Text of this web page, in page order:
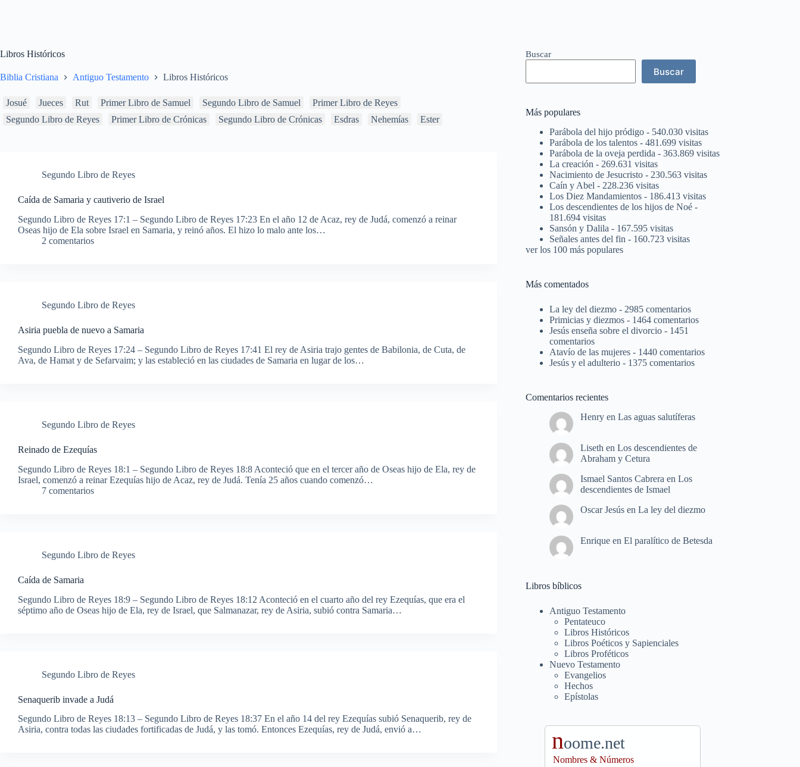
Libros Históricos
Biblia Cristiana Antiguo Testamento Libros Históricos
Josué Jueces Rut Primer Libro de Samuel Segundo Libro de Samuel
Primer Libro de Reyes
Segundo Libro de Reyes
Primer Libro de Crónicas Segundo Libro de Crónicas Esdras Nehemías Ester
Segundo Libro de Reyes
Caída de Samaria y cautiverio de Israel
Segundo Libro de Reyes 17:1 – Segundo Libro de Reyes 17:23 En el año 12 de Acaz, rey de Judá, comenzó a reinar
Oseas hijo de Ela sobre Israel en Samaria, y reinó años. El hizo lo malo ante los…
2 comentarios
Segundo Libro de Reyes
Asiria puebla de nuevo a Samaria
Segundo Libro de Reyes 17:24 – Segundo Libro de Reyes 17:41 El rey de Asiria trajo gentes de Babilonia, de Cuta, de
Ava, de Hamat y de Sefarvaim; y las estableció en las ciudades de Samaria en lugar de los…
Segundo Libro de Reyes
Reinado de Ezequías
Segundo Libro de Reyes 18:1 – Segundo Libro de Reyes 18:8 Aconteció que en el tercer año de Oseas hijo de Ela, rey de
Israel, comenzó a reinar Ezequías hijo de Acaz, rey de Judá. Tenía 25 años cuando comenzó…
7 comentarios
Segundo Libro de Reyes
Caída de Samaria
Segundo Libro de Reyes 18:9 – Segundo Libro de Reyes 18:12 Aconteció en el cuarto año del rey Ezequías, que era el
séptimo año de Oseas hijo de Ela, rey de Israel, que Salmanazar, rey de Asiria, subió contra Samaria…
Segundo Libro de Reyes
Senaquerib invade a Judá
Segundo Libro de Reyes 18:13 – Segundo Libro de Reyes 18:37 En el año 14 del rey Ezequías subió Senaquerib, rey de
Asiria, contra todas las ciudades fortificadas de Judá, y las tomó. Entonces Ezequías, rey de Judá, envió a…
Buscar
Buscar
Más populares
Parábola del hijo pródigo - 540.030 visitas
Parábola de los talentos - 481.699 visitas
Parábola de la oveja perdida - 363.869 visitas
La creación - 269.631 visitas
Nacimiento de Jesucristo - 230.563 visitas
Caín y Abel - 228.236 visitas
Los Diez Mandamientos - 186.413 visitas
Los descendientes de los hijos de Noé -
181.694 visitas
Sansón y Dalila - 167.595 visitas
Señales antes del fin - 160.723 visitas
ver los 100 más populares
Más comentados
La ley del diezmo - 2985 comentarios
Primicias y diezmos - 1464 comentarios
Jesús enseña sobre el divorcio - 1451
comentarios
Atavío de las mujeres - 1440 comentarios
Jesús y el adulterio - 1375 comentarios
Comentarios recientes
Henry enLas aguas salutíferas
Liseth enLos descendientes de
Abraham y Cetura
Ismael Santos Cabrera enLos
descendientes de Ismael
Oscar Jesús enLa ley del diezmo
Enrique enEl paralítico de Betesda
Libros bíblicos
Antiguo Testamento
Pentateuco
Libros Históricos
Libros Poéticos y Sapienciales
Libros Proféticos
Nuevo Testamento
Evangelios
Hechos
Epístolas
noome.net
Nombres & Números